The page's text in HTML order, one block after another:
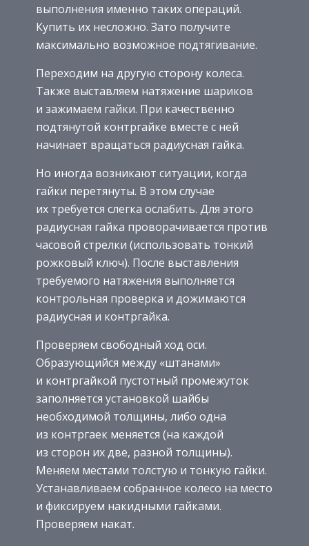
выполнения именно таких операций.
Купить их несложно. Зато получите
максимально возможное подтягивание.
Переходим на другую сторону колеса.
Также выставляем натяжение шариков
и зажимаем гайки. При качественно
подтянутой контргайке вместе с ней
начинает вращаться радиусная гайка.
Но иногда возникают ситуации, когда
гайки перетянуты. В этом случае
их требуется слегка ослабить. Для этого
радиусная гайка проворачивается против
часовой стрелки (использовать тонкий
рожковый ключ). После выставления
требуемого натяжения выполняется
контрольная проверка и дожимаются
радиусная и контргайка.
Проверяем свободный ход оси.
Образующийся между «штанами»
и контргайкой пустотный промежуток
заполняется установкой шайбы
необходимой толщины, либо одна
из контргаек меняется (на каждой
из сторон их две, разной толщины).
Меняем местами толстую и тонкую гайки.
Устанавливаем собранное колесо на место
и фиксируем накидными гайками.
Проверяем накат.